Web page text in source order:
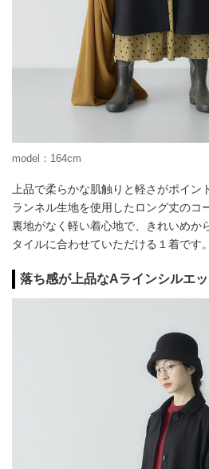
model：164cm
上品で柔らかな肌触りと軽さがポイン
ランネル生地を使用したロング丈のコ
裏地がなく軽い着心地で、きれいめか
タイルに合わせていただける１着です。
落ち感が上品なAラインシルエッ